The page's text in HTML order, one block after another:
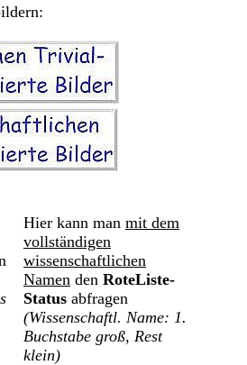
Hier kann man mit dem
vollständigen
wissenschaftlichen
Namen den RoteListe-
Status abfragen
(Wissenschaftl. Name: 1.
Buchstabe groß, Rest
klein)